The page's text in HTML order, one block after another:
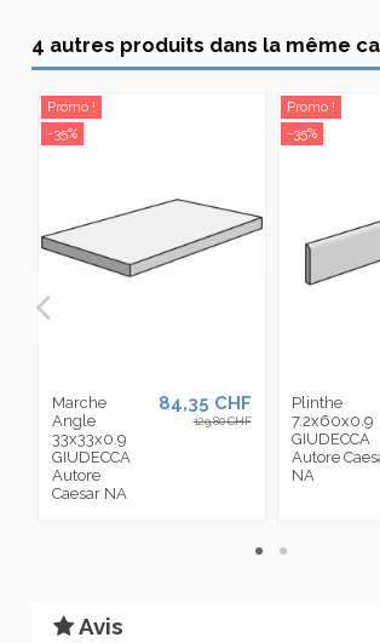
4 autres produits dans la même
Promo !
-35%
Marche
Angle
33x33x0.9
GIUDECCA
Autore
Caesar NA
84,35 CHF
129,80 CHF
Promo !
-35%
Plinthe
7.2x60x0.9
GIUDECCA
Autore
NA
Avis